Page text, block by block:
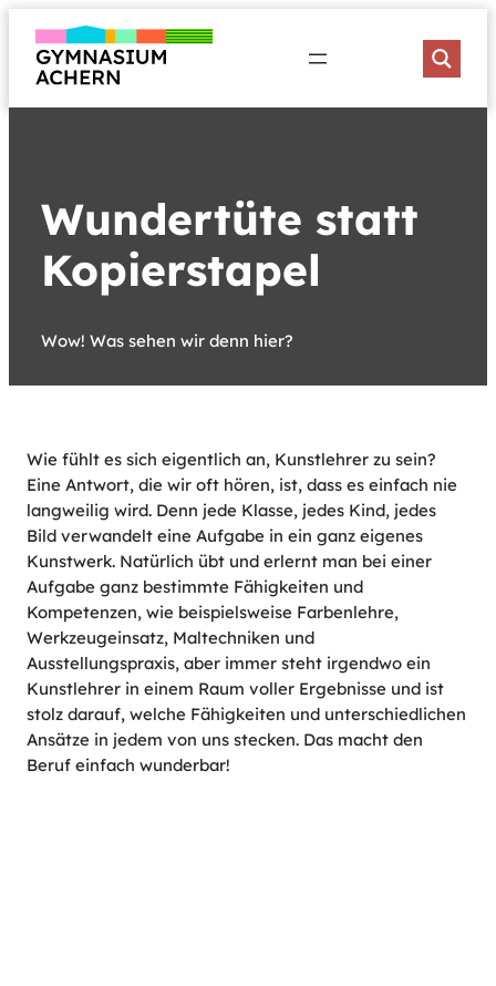
Inhalt
springen
Wundertüte statt
Kopierstapel
Wow! Was sehen wir denn hier?
Wie fühlt es sich eigentlich an, Kunstlehrer zu sein?
Eine Antwort, die wir oft hören, ist, dass es einfach nie
langweilig wird. Denn jede Klasse, jedes Kind, jedes
Bild verwandelt eine Aufgabe in ein ganz eigenes
Kunstwerk. Natürlich übt und erlernt man bei einer
Aufgabe ganz bestimmte Fähigkeiten und
Kompetenzen, wie beispielsweise Farbenlehre,
Werkzeugeinsatz, Maltechniken und
Ausstellungspraxis, aber immer steht irgendwo ein
Kunstlehrer in einem Raum voller Ergebnisse und ist
stolz darauf, welche Fähigkeiten und unterschiedlichen
Ansätze in jedem von uns stecken. Das macht den
Beruf einfach wunderbar!